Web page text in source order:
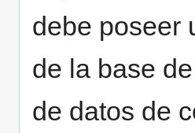
debe poseer
de la base
de datos de